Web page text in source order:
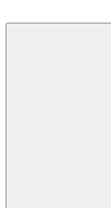
Wo die (Country-)